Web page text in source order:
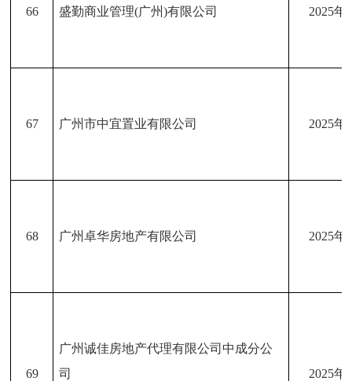
66 盛勤商业管理(广州)有限公司 2025年
67 广州市中宜置业有限公司 2025年
68 广州卓华房地产有限公司 2025年
69
广州诚佳房地产代理有限公司中成分公
司
2025年